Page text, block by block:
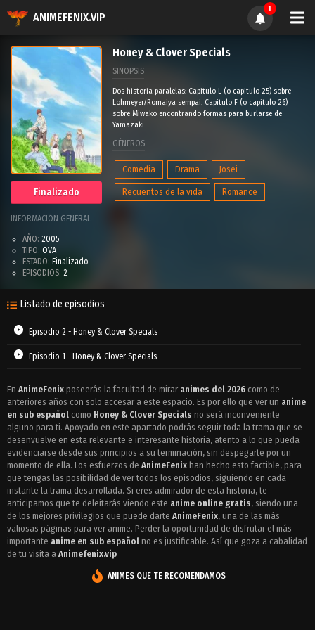
ANIMEFENIX.VIP
1
Finalizado
Honey & Clover Specials
SINOPSIS
Dos historia paralelas: Capitulo L (o capitulo 25) sobre
Lohmeyer/Romaiya sempai. Capitulo F (o capitulo 26)
sobre Miwako encontrando formas para burlarse de
Yamazaki.
GÉNEROS
Comedia Drama Josei
Recuentos de la vida Romance
INFORMACIÓN GENERAL
AÑO: 2005
TIPO: OVA
ESTADO: Finalizado
EPISODIOS: 2
Listado de episodios
Episodio 2 - Honey & Clover Specials
Episodio 1 - Honey & Clover Specials
En AnimeFenix poseerás la facultad de mirar animes del 2026 como de
anteriores años con solo accesar a este espacio. Es por ello que ver un anime
en sub español como Honey & Clover Specials no será inconveniente
alguno para ti. Apoyado en este apartado podrás seguir toda la trama que se
desenvuelve en esta relevante e interesante historia, atento a lo que pueda
evidenciarse desde sus principios a su terminación, sin despegarte por un
momento de ella. Los esfuerzos de AnimeFenix han hecho esto factible, para
que tengas las posibilidad de ver todos los episodios, siguiendo en cada
instante la trama desarrollada. Si eres admirador de esta historia, te
anticipamos que te deleitarás viendo este anime online gratis, siendo una
de los mejores privilegios que puede darte AnimeFenix, una de las más
valiosas páginas para ver anime. Perder la oportunidad de disfrutar el más
importante anime en sub español no es justificable. Así que goza a cabalidad
de tu visita a Animefenix.vip
ANIMES QUE TE RECOMENDAMOS